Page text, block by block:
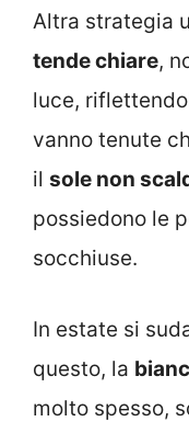
Altra strategia
tende chiare,
luce,
vanno tenute
il sole non
possiedono le
socchiuse.
In estate si
questo, la
molto spesso,